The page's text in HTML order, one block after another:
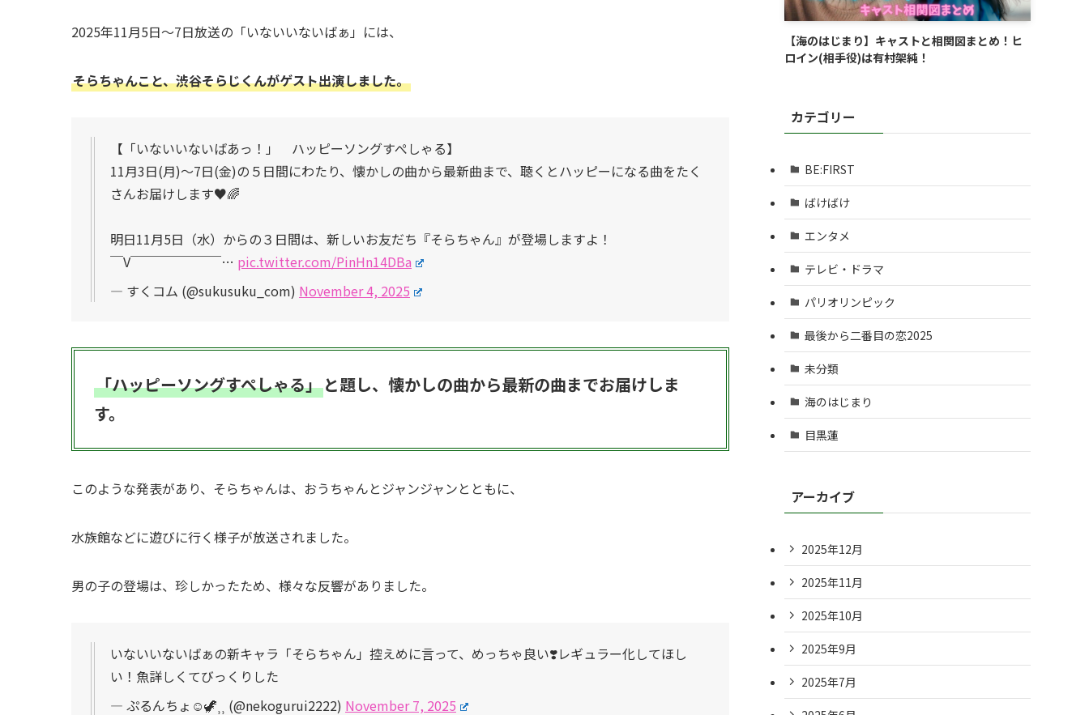
2025年11月5日〜7日放送の「いないいないばぁ」には、
そらちゃんこと、渋谷そらじくんがゲスト出演しました。
【「いないいないばあっ！」 ハッピーソングすぺしゃる】
11月3日(月)～7日(金)の５日間にわたり、懐かしの曲から最新曲まで、聴くとハッピーになる曲をたく
さんお届けします♥️🌈
明日11月5日（水）からの３日間は、新しいお友だち『そらちゃん』が登場しますよ！
￣V￣￣￣￣￣￣￣… pic.twitter.com/PinHn14DBa
— すくコム (@sukusuku_com) November 4, 2025
「ハッピーソングすぺしゃる」と題し、懐かしの曲から最新の曲までお届けしま
す。
このような発表があり、そらちゃんは、おうちゃんとジャンジャンとともに、
水族館などに遊びに行く様子が放送されました。
男の子の登場は、珍しかったため、様々な反響がありました。
いないいないばぁの新キャラ「そらちゃん」控えめに言って、めっちゃ良い❣️レギュラー化してほし
い！魚詳しくてびっくりした
— ぷるんちょ☺︎🦖⸒⸒ (@nekogurui2222) November 7, 2025
【海のはじまり】キャストと相関図まとめ！ヒ
ロイン(相手役)は有村架純！
カテゴリー
BE:FIRST
ばけばけ
エンタメ
テレビ・ドラマ
パリオリンピック
最後から二番目の恋2025
未分類
海のはじまり
目黒蓮
アーカイブ
2025年12月
2025年11月
2025年10月
2025年9月
2025年7月